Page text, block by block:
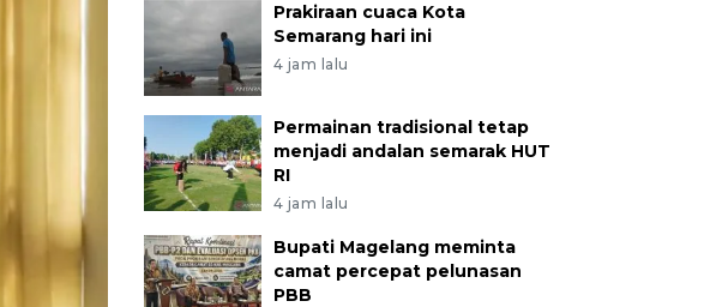
Prakiraan cuaca Kota
Semarang hari ini
4 jam lalu
Permainan tradisional tetap
menjadi andalan semarak HUT
RI
4 jam lalu
Bupati Magelang meminta
camat percepat pelunasan
PBB